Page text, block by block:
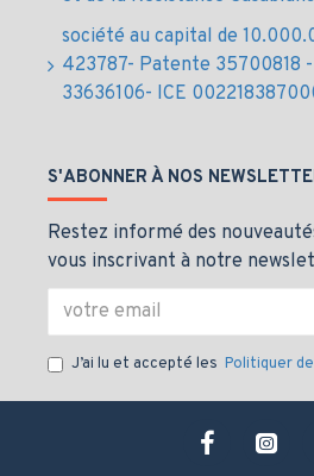
société au capital de
423787- Patente 35700818
33636106- ICE
S'ABONNER À NOS
Restez informé des
vous inscrivant à notre
J’ai lu et accepté les Politiquer